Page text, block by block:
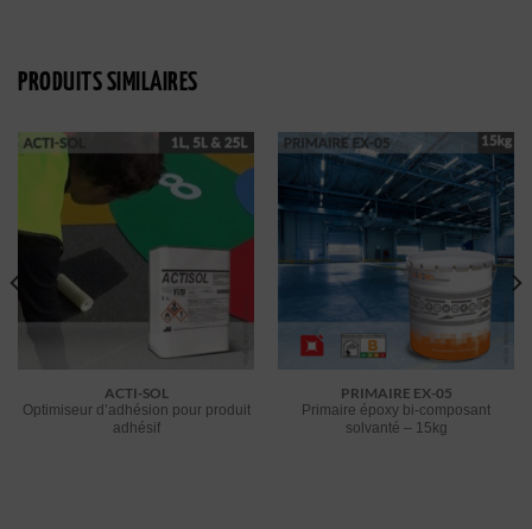
PRODUITS SIMILAIRES
ACTI-SOL
Optimiseur d’adhésion pour produit
adhésif
PRIMAIRE EX-05
Primaire époxy bi-composant
solvanté – 15kg